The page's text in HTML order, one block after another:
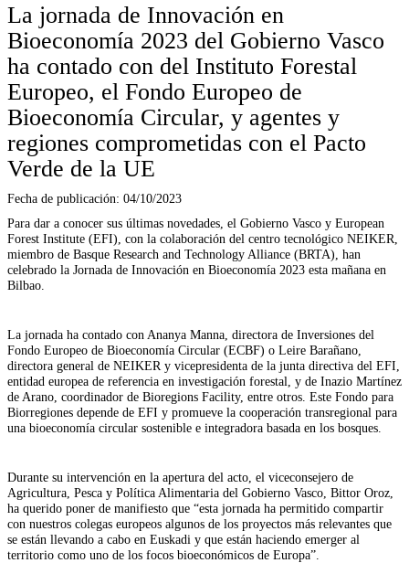
La jornada de Innovación en
Bioeconomía 2023 del Gobierno Vasco
ha contado con del Instituto Forestal
Europeo, el Fondo Europeo de
Bioeconomía Circular, y agentes y
regiones comprometidas con el Pacto
Verde de la UE
Fecha de publicación: 04/10/2023
Para dar a conocer sus últimas novedades, el Gobierno Vasco y European
Forest Institute (EFI), con la colaboración del centro tecnológico NEIKER,
miembro de Basque Research and Technology Alliance (BRTA), han
celebrado la Jornada de Innovación en Bioeconomía 2023 esta mañana en
Bilbao.
La jornada ha contado con Ananya Manna, directora de Inversiones del
Fondo Europeo de Bioeconomía Circular (ECBF) o Leire Barañano,
directora general de NEIKER y vicepresidenta de la junta directiva del EFI,
entidad europea de referencia en investigación forestal, y de Inazio Martínez
de Arano, coordinador de Bioregions Facility, entre otros. Este Fondo para
Biorregiones depende de EFI y promueve la cooperación transregional para
una bioeconomía circular sostenible e integradora basada en los bosques.
Durante su intervención en la apertura del acto, el viceconsejero de
Agricultura, Pesca y Política Alimentaria del Gobierno Vasco, Bittor Oroz,
ha querido poner de manifiesto que “esta jornada ha permitido compartir
con nuestros colegas europeos algunos de los proyectos más relevantes que
se están llevando a cabo en Euskadi y que están haciendo emerger al
territorio como uno de los focos bioeconómicos de Europa”.